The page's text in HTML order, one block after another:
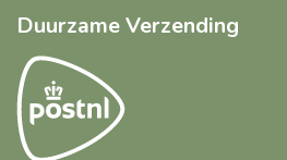
Duurzame Verzending